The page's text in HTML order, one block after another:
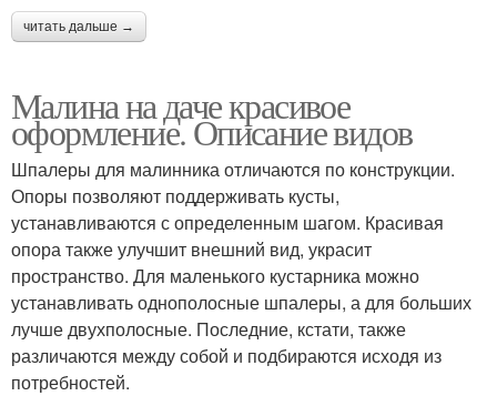
читать дальше →
Малина на даче красивое
оформление. Описание видов
Шпалеры для малинника отличаются по конструкции.
Опоры позволяют поддерживать кусты,
устанавливаются с определенным шагом. Красивая
опора также улучшит внешний вид, украсит
пространство. Для маленького кустарника можно
устанавливать однополосные шпалеры, а для больших
лучше двухполосные. Последние, кстати, также
различаются между собой и подбираются исходя из
потребностей.